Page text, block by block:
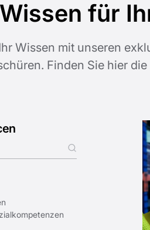
für
Wissen mit unseren
Finden Sie hier